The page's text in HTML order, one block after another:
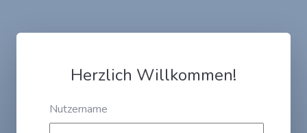
Herzlich Willkommen!
Nutzername